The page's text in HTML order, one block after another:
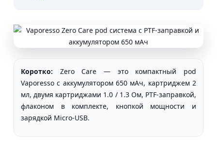
Коротко: Zero Care — это компактный pod
Vaporesso с аккумулятором 650 мАч, картриджем 2
мл, двумя картриджами 1.0 / 1.3 Ом, PTF-заправкой,
флаконом в комплекте, кнопкой мощности и
зарядкой Micro-USB.